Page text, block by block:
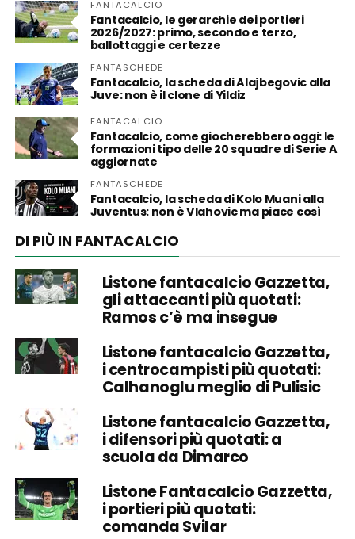
FANTACALCIO
Fantacalcio, le gerarchie dei portieri
2026/2027: primo, secondo e terzo,
ballottaggi e certezze
FANTASCHEDE
Fantacalcio, la scheda di Alajbegovic alla
Juve: non è il clone di Yildiz
FANTACALCIO
Fantacalcio, come giocherebbero oggi: le
formazioni tipo delle 20 squadre di Serie A
aggiornate
FANTASCHEDE
Fantacalcio, la scheda di Kolo Muani alla
Juventus: non è Vlahovic ma piace così
DI PIÙ IN FANTACALCIO
Listone fantacalcio Gazzetta,
gli attaccanti più quotati:
Ramos c’è ma insegue
Listone fantacalcio Gazzetta,
i centrocampisti più quotati:
Calhanoglu meglio di Pulisic
Listone fantacalcio Gazzetta,
i difensori più quotati: a
scuola da Dimarco
Listone Fantacalcio Gazzetta,
i portieri più quotati:
comanda Svilar